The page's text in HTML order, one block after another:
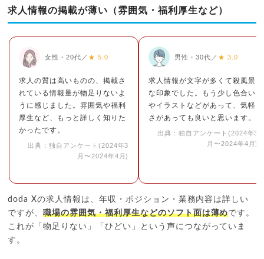
求人情報の掲載が薄い（雰囲気・福利厚生など）
女性・20代／ ★ 5.0
求人の質は高いものの、掲載さ
れている情報量が物足りないよ
うに感じました。雰囲気や福利
厚生など、もっと詳しく知りた
かったです。
出典：独自アンケート(2024年3
月〜2024年4月)
男性・30代／ ★ 3.0
求人情報が文字が多くて殺風景
な印象でした。もう少し色合い
やイラストなどがあって、気軽
さがあっても良いと思います。
出典：独自アンケート(2024年3
月〜2024年4月)
doda Xの求人情報は、年収・ポジション・業務内容は詳しい
ですが、職場の雰囲気・福利厚生などのソフト面は薄めです。
これが「物足りない」「ひどい」という声につながっていま
す。